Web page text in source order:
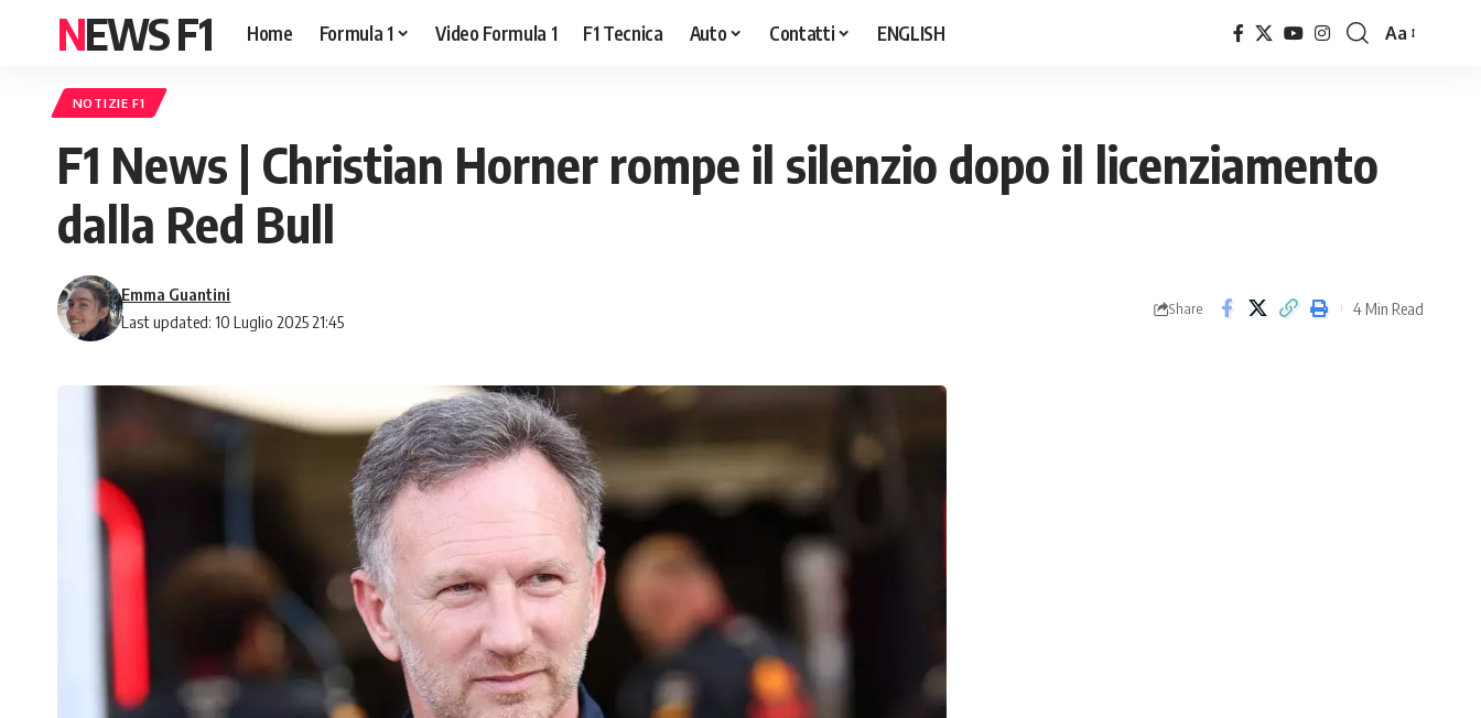
NEWS F1 Home Formula 1 Video Formula 1 F1 Tecnica Auto Contatti ENGLISH
Font
Aa
NOTIZIE F1
F1 News | Christian Horner rompe il silenzio dopo il licenziamento
dalla Red Bull
Last updated: 10 Luglio 2025 21:45
Emma Guantini
Share 4 Min Read